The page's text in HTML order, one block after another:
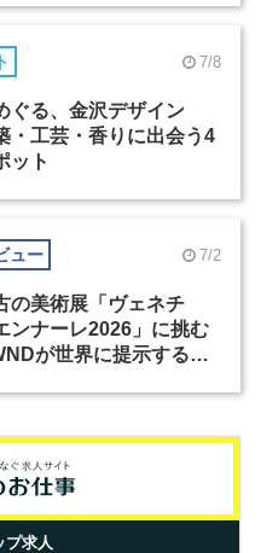
7/8
ぐる、金沢デザイン
・工芸・香りに出会う4
ット
ュー 7/2
の美術展「ヴェネチ
ンナーレ2026」に挑む
が世界に提示する美
プ求人